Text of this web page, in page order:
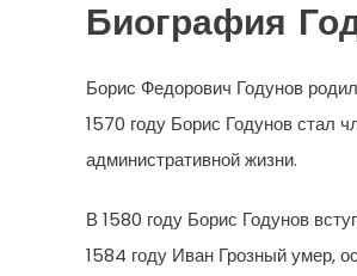
Биография
Борис Федорович Годунов
1570 году Борис Годунов стал
административной жизни.
В 1580 году Борис Годунов
1584 году Иван Грозный умер,